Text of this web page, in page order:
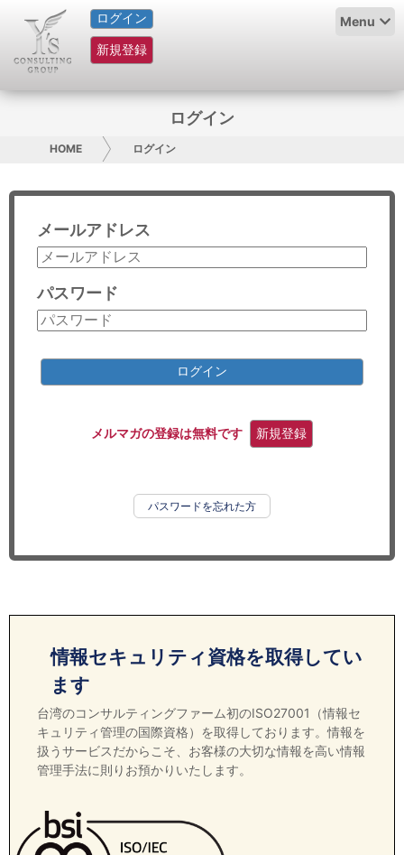
ログイン
新規登録
Menu
HOME
サービス紹介
グループ概要
採用情報
お問い合わせ
コンサルティング
リサーチ
ログイン
HOME ログイン
メールアドレス
パスワード
ログイン
メルマガの登録は無料です 新規登録
パスワードを忘れた方
情報セキュリティ資格を取得してい
ます
台湾のコンサルティングファーム初のISO27001（情報セ
キュリティ管理の国際資格）を取得しております。情報を
扱うサービスだからこそ、お客様の大切な情報を高い情報
管理手法に則りお預かりいたします。